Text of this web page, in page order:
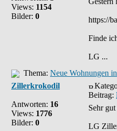
Views: 1154
Bilder: 0 https://
Finde
LG ...
Thema: Neue Wohnungen
Zillerkrokodil
Antworten: 16
Views: 1776
Bilder: 0
Beitrag:
Sehr
LG